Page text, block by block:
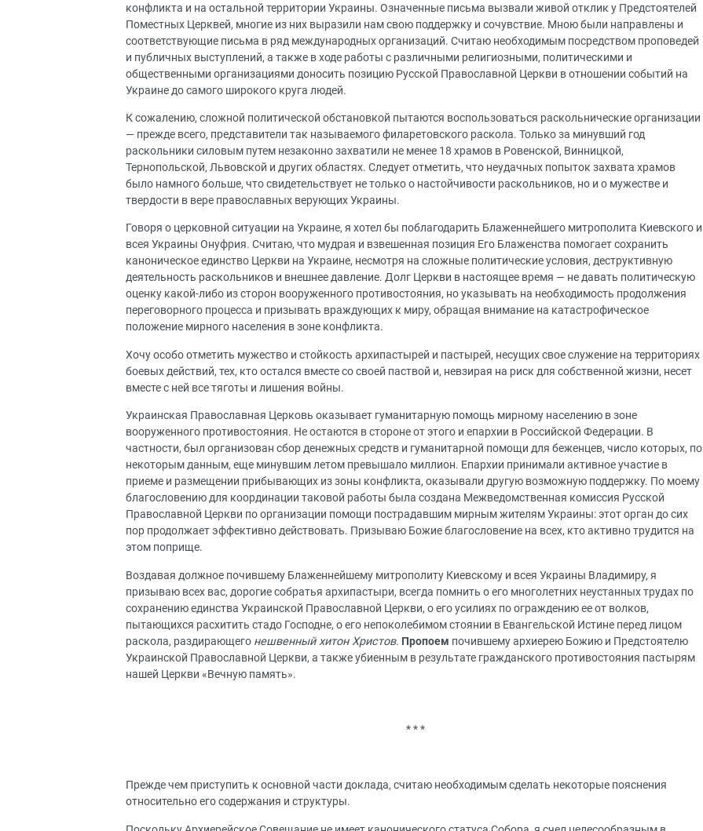
конфликта и на остальной территории Украины. Означенные письма вызвали живой отклик у Предстоятелей
Поместных Церквей, многие из них выразили нам свою поддержку и сочувствие. Мною были направлены и
соответствующие письма в ряд международных организаций. Считаю необходимым посредством проповедей
и публичных выступлений, а также в ходе работы с различными религиозными, политическими и
общественными организациями доносить позицию Русской Православной Церкви в отношении событий на
Украине до самого широкого круга людей.
К сожалению, сложной политической обстановкой пытаются воспользоваться раскольнические организации
— прежде всего, представители так называемого филаретовского раскола. Только за минувший год
раскольники силовым путем незаконно захватили не менее 18 храмов в Ровенской, Винницкой,
Тернопольской, Львовской и других областях. Следует отметить, что неудачных попыток захвата храмов
было намного больше, что свидетельствует не только о настойчивости раскольников, но и о мужестве и
твердости в вере православных верующих Украины.
Говоря о церковной ситуации на Украине, я хотел бы поблагодарить Блаженнейшего митрополита Киевского и
всея Украины Онуфрия. Считаю, что мудрая и взвешенная позиция Его Блаженства помогает сохранить
каноническое единство Церкви на Украине, несмотря на сложные политические условия, деструктивную
деятельность раскольников и внешнее давление. Долг Церкви в настоящее время — не давать политическую
оценку какой-либо из сторон вооруженного противостояния, но указывать на необходимость продолжения
переговорного процесса и призывать враждующих к миру, обращая внимание на катастрофическое
положение мирного населения в зоне конфликта.
Хочу особо отметить мужество и стойкость архипастырей и пастырей, несущих свое служение на территориях
боевых действий, тех, кто остался вместе со своей паствой и, невзирая на риск для собственной жизни, несет
вместе с ней все тяготы и лишения войны.
Украинская Православная Церковь оказывает гуманитарную помощь мирному населению в зоне
вооруженного противостояния. Не остаются в стороне от этого и епархии в Российской Федерации. В
частности, был организован сбор денежных средств и гуманитарной помощи для беженцев, число которых, по
некоторым данным, еще минувшим летом превышало миллион. Епархии принимали активное участие в
приеме и размещении прибывающих из зоны конфликта, оказывали другую возможную поддержку. По моему
благословению для координации таковой работы была создана Межведомственная комиссия Русской
Православной Церкви по организации помощи пострадавшим мирным жителям Украины: этот орган до сих
пор продолжает эффективно действовать. Призываю Божие благословение на всех, кто активно трудится на
этом поприще.
Воздавая должное почившему Блаженнейшему митрополиту Киевскому и всея Украины Владимиру, я
призываю всех вас, дорогие собратья архипастыри, всегда помнить о его многолетних неустанных трудах по
сохранению единства Украинской Православной Церкви, о его усилиях по ограждению ее от волков,
пытающихся расхитить стадо Господне, о его непоколебимом стоянии в Евангельской Истине перед лицом
раскола, раздирающего нешвенный хитон Христов. Пропоем почившему архиерею Божию и Предстоятелю
Украинской Православной Церкви, а также убиенным в результате гражданского противостояния пастырям
нашей Церкви «Вечную память».
* * *
Прежде чем приступить к основной части доклада, считаю необходимым сделать некоторые пояснения
относительно его содержания и структуры.